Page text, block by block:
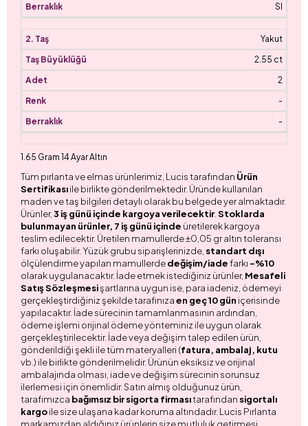
SI
Yakut
2.55 ct
2
-
-
1.65 Gram 14 Ayar Altın
Tüm pırlanta ve elmas ürünlerimiz, Lucis tarafından Ürün
Sertifikasıile birlikte gönderilmektedir. Üründe kullanılan
maden ve taş bilgileri detaylı olarak bu belgede yer almaktadır.
Ürünler,3 iş günü içinde kargoya verilecektir. Stoklarda
bulunmayan ürünler, 7 iş günü içinde üretilerek kargoya
teslim edilecektir. Üretilen mamullerde ±0,05 gr altın toleransı
farkı oluşabilir. Yüzük grubu siparişlerinizde, standart dışı
ölçülendirme yapılan mamullerdedeğişim/iadefarkı -%10
olarak uygulanacaktır. İade etmek istediğiniz ürünler, Mesafeli
Satış Sözleşmesişartlarına uygun ise, para iadeniz, ödemeyi
gerçekleştirdiğiniz şekilde tarafınızaen geç 10 gün içerisinde
yapılacaktır. İade sürecinin tamamlanmasının ardından,
ödeme işlemi orijinal ödeme yönteminiz ile uygun olarak
gerçekleştirilecektir. İade veya değişim talep edilen ürün,
gönderildiği şekli ile tüm materyalleri (fatura, ambalaj, kutu
vb.) ile birlikte gönderilmelidir. Ürünün eksiksiz ve orijinal
ambalajında olması, iade ve değişim sürecinin sorunsuz
ilerlemesi için önemlidir. Satın almış olduğunuz ürün,
tarafımızca bağımsız bir sigorta firmasıtarafından sigortalı
kargoile size ulaşana kadar koruma altındadır. Lucis Pırlanta
markamızdan aldığınız ürünlerin size mutluluk getirmesi